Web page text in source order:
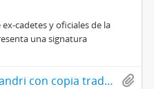
cadetes y oficiales de la
una signatura
Carta firmada de Cyrus Eaton a Jorge Alessandri con copia traducida al español